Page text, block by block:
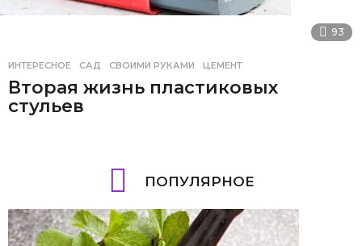
93
ИНТЕРЕСНОЕ САД ,СВОИМИ РУКАМИ ,ЦЕМЕНТ
Вторая жизнь пластиковых
стульев
ПОПУЛЯРНОЕ